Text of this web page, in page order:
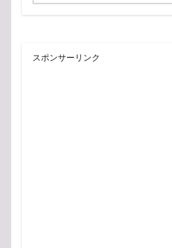
スポンサーリンク